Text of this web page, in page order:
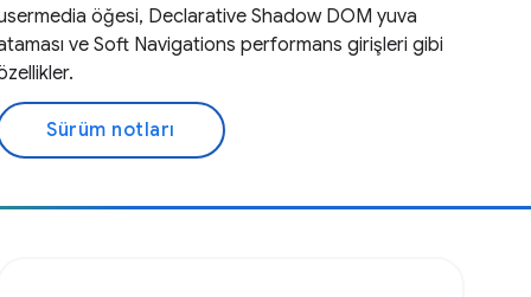
öğesi, Declarative Shadow DOM yuva
ve Soft Navigations performans girişleri gibi
Sürüm notları